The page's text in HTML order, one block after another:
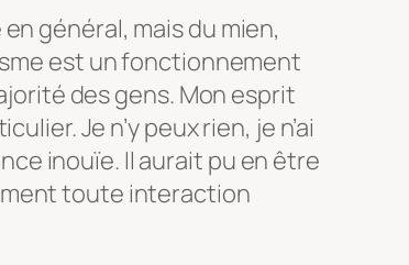
général, mais du mien,
est un fonctionnement
des gens. Mon esprit
Je n’y peux rien, je n’ai
inouïe. Il aurait pu en être
toute interaction